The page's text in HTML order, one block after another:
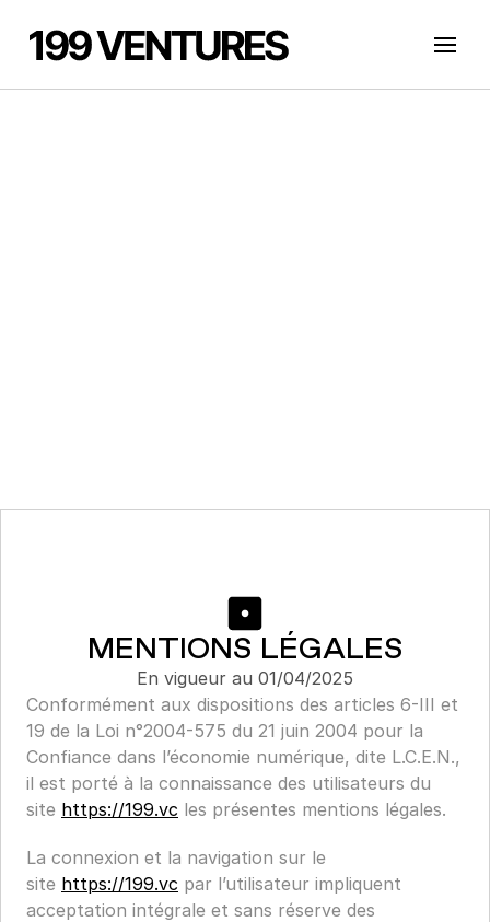
MENTIONS LÉGALES
En vigueur au 01/04/2025
Conformément aux dispositions des articles 6-III et
19 de la Loi n°2004-575 du 21 juin 2004 pour la
Confiance dans l’économie numérique, dite L.C.E.N.,
il est porté à la connaissance des utilisateurs du
site https://199.vc les présentes mentions légales.
La connexion et la navigation sur le
site https://199.vc par l’utilisateur impliquent
acceptation intégrale et sans réserve des